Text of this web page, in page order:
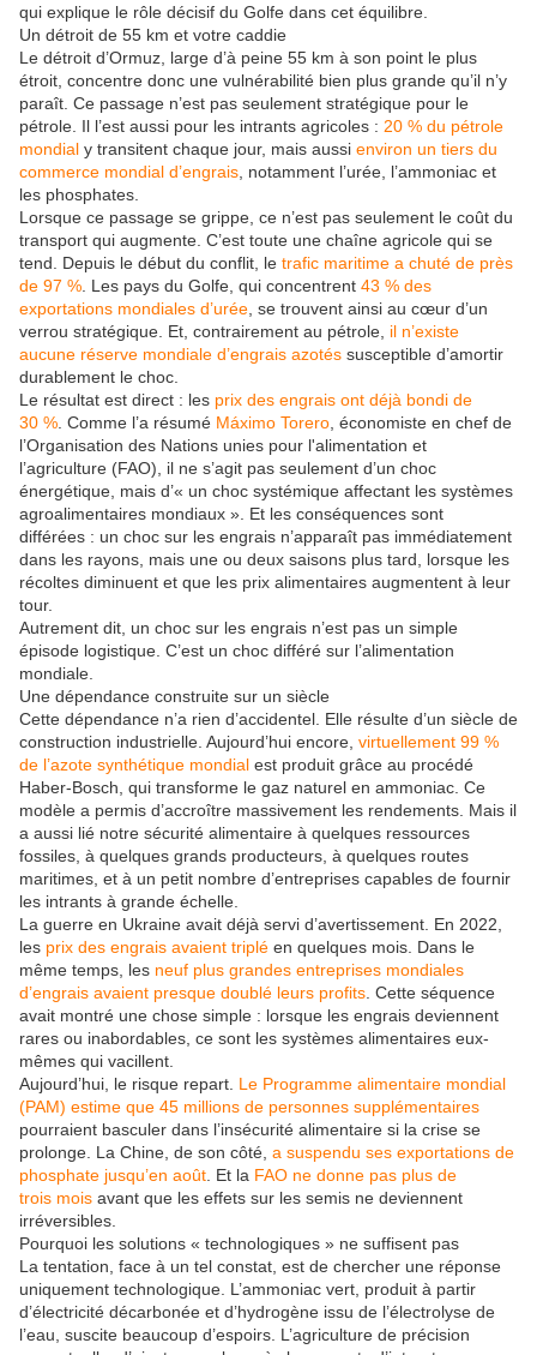
qui explique le rôle décisif du Golfe dans cet équilibre.
Un détroit de 55 km et votre caddie
Le détroit d’Ormuz, large d’à peine 55 km à son point le plus
étroit, concentre donc une vulnérabilité bien plus grande qu’il n’y
paraît. Ce passage n’est pas seulement stratégique pour le
pétrole. Il l’est aussi pour les intrants agricoles : 20 % du pétrole
mondial y transitent chaque jour, mais aussi environ un tiers du
commerce mondial d’engrais , notamment l’urée, l’ammoniac et
les phosphates.
Lorsque ce passage se grippe, ce n’est pas seulement le coût du
transport qui augmente. C’est toute une chaîne agricole qui se
tend. Depuis le début du conflit, le trafic maritime a chuté de près
de 97 % . Les pays du Golfe, qui concentrent 43 % des
exportations mondiales d’urée , se trouvent ainsi au cœur d’un
verrou stratégique. Et, contrairement au pétrole, il n’existe
aucune réserve mondiale d’engrais azotés susceptible d’amortir
durablement le choc.
Le résultat est direct : les prix des engrais ont déjà bondi de
30 % . Comme l’a résumé Máximo Torero , économiste en chef de
l’Organisation des Nations unies pour l'alimentation et
l’agriculture (FAO), il ne s’agit pas seulement d’un choc
énergétique, mais d’« un choc systémique affectant les systèmes
agroalimentaires mondiaux ». Et les conséquences sont
différées : un choc sur les engrais n’apparaît pas immédiatement
dans les rayons, mais une ou deux saisons plus tard, lorsque les
récoltes diminuent et que les prix alimentaires augmentent à leur
tour.
Autrement dit, un choc sur les engrais n’est pas un simple
épisode logistique. C’est un choc différé sur l’alimentation
mondiale.
Une dépendance construite sur un siècle
Cette dépendance n’a rien d’accidentel. Elle résulte d’un siècle de
construction industrielle. Aujourd’hui encore, virtuellement 99 %
de l’azote synthétique mondial est produit grâce au procédé
Haber-Bosch, qui transforme le gaz naturel en ammoniac. Ce
modèle a permis d’accroître massivement les rendements. Mais il
a aussi lié notre sécurité alimentaire à quelques ressources
fossiles, à quelques grands producteurs, à quelques routes
maritimes, et à un petit nombre d’entreprises capables de fournir
les intrants à grande échelle.
La guerre en Ukraine avait déjà servi d’avertissement. En 2022,
les prix des engrais avaient triplé en quelques mois. Dans le
même temps, les neuf plus grandes entreprises mondiales
d’engrais avaient presque doublé leurs profits . Cette séquence
avait montré une chose simple : lorsque les engrais deviennent
rares ou inabordables, ce sont les systèmes alimentaires eux-
mêmes qui vacillent.
Aujourd’hui, le risque repart. Le Programme alimentaire mondial
(PAM) estime que 45 millions de personnes supplémentaires
pourraient basculer dans l’insécurité alimentaire si la crise se
prolonge. La Chine, de son côté, a suspendu ses exportations de
phosphate jusqu’en août . Et la FAO ne donne pas plus de
trois mois avant que les effets sur les semis ne deviennent
irréversibles.
Pourquoi les solutions « technologiques » ne suffisent pas
La tentation, face à un tel constat, est de chercher une réponse
uniquement technologique. L’ammoniac vert, produit à partir
d’électricité décarbonée et d’hydrogène issu de l’électrolyse de
l’eau, suscite beaucoup d’espoirs. L’agriculture de précision